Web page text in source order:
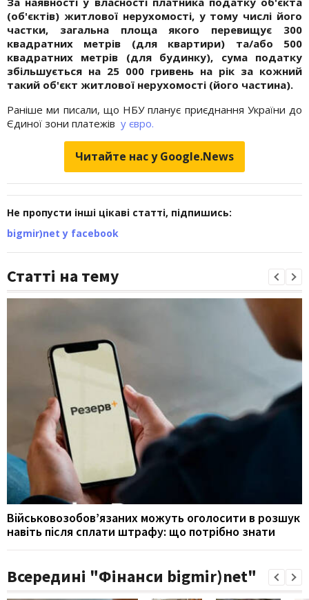
(об'єктів) житлової нерухомості, у тому числі його
частки, загальна площа якого перевищує 300
квадратних метрів (для квартири) та/або 500
квадратних метрів (для будинку), сума податку
збільшується на 25 000 гривень на рік за кожний
такий об'єкт житлової нерухомості (його частина).
Раніше ми писали, що НБУ планує приєднання України до
Єдиної зони платежів у євро.
Читайте нас у Google.News
Не пропусти інші цікаві статті, підпишись:
bigmir)net у facebook
Статті на тему
Військовозобов’язаних можуть оголосити в розшук
навіть після сплати штрафу: що потрібно знати
Всередині "Фінанси bigmir)net"